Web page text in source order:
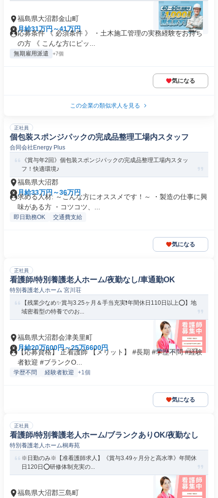
福島県大沼郡金山町
月給31万円～41万円
応募条件 《 必須条件 》 ・土木施工管理の実務経験をお持ち
の方 《 こんな方にピッ...
無期雇用派遣 +7個
気になる
この企業の類似求人を見る
正社員
個包装スポンジパックの完成品整理工場内スタッフ
合同会社Energy Plus
《賞与年2回》個包装スポンジパックの完成品整理工場内スタッ
フ！快適環境♪
福島県大沼郡
月給33万円～36万円
求める人材: ～こんな方にオススメです！～ ・製造の仕事に興
味がある方 ・コツコツ、...
即日勤務OK 交通費支給
気になる
正社員
看護師/特別養護老人ホーム/夜勤なし/車通勤OK
特別養護老人ホーム 宮川荘
【残業少なめ✨賞与3.25ヶ月＆手当充実❗️年間休日110日以上⭕】地
域密着型の特養でのお...
福島県大沼郡会津美里町
月給20万600円～25万6600円
【応募資格】 正看護師 【メリット】 #長期 #学歴不問 #経験
者歓迎 #ブランクO...
学歴不問 経験者歓迎 +1個
気になる
正社員
看護師/特別養護老人ホーム/ブランクありOK/夜勤なし
特別養護老人ホーム桐寿苑
※日勤のみ※【准看護師求人】《賞与3.49ヶ月分と高水準》年間休
日120日⭕研修体制充実の...
福島県大沼郡三島町